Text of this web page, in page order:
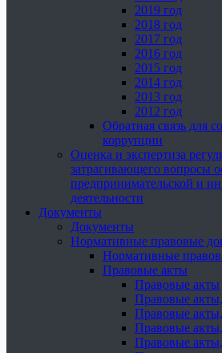
2019 год
2018 год
2017 год
2016 год
2015 год
2014 год
2013 год
2012 год
Обратная связь для
коррупции
Оценка и экспертиза
затрагивающего вопросы
предпринимательской и
деятельности
Документы
Документы
Нормативные правовые
Нормативные
Правовые акты
Правовые акты
Правовые
Правовые
Правовые
Правовые